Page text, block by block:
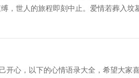
，世人的旅程即刻中止。爱情若葬入坟
心，以下的心情语录大全，希望大家